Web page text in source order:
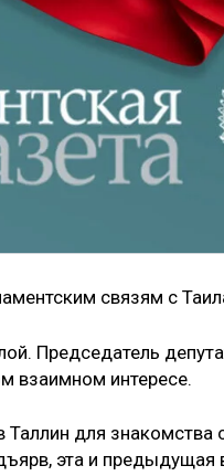
связям с
Председатель
взаимном интересе.
Таллин для
эта и предыдущая